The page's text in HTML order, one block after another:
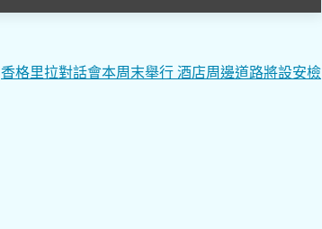
香格里拉對話會本周末舉行 酒店周邊道路將設安檢